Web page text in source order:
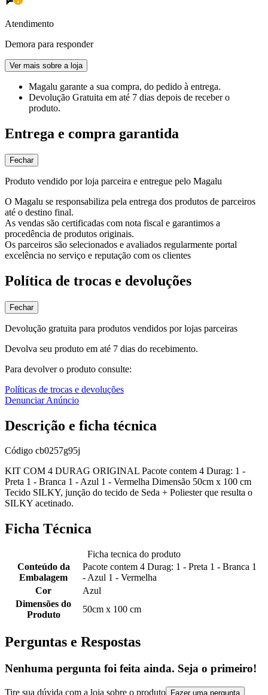
Atendimento
Demora para responder
Ver mais sobre a loja
Magalu garante a sua compra, do pedido à entrega.
Devolução Gratuita em até 7 dias depois de receber o
produto.
Entrega e compra garantida
Fechar
Produto vendido por loja parceira e entregue pelo Magalu
O Magalu se responsabiliza pela entrega dos produtos de parceiros
até o destino final.
As vendas são certificadas com nota fiscal e garantimos a
procedência de produtos originais.
Os parceiros são selecionados e avaliados regularmente portal
excelência no serviço e reputação com os clientes
Política de trocas e devoluções
Fechar
Devolução gratuita para produtos vendidos por lojas parceiras
Devolva seu produto em até 7 dias do recebimento.
Para devolver o produto consulte:
Políticas de trocas e devoluções
Denunciar Anúncio
Descrição e ficha técnica
Código cb0257g95j
KIT COM 4 DURAG ORIGINAL Pacote contem 4 Durag: 1 -
Preta 1 - Branca 1 - Azul 1 - Vermelha Dimensão 50cm x 100 cm
Tecido SILKY, junção do tecido de Seda + Poliester que resulta o
SILKY acetinado.
Ficha Técnica
Ficha tecnica do produto
Conteúdo da
Embalagem
Pacote contem 4 Durag: 1 - Preta 1 - Branca 1
- Azul 1 - Vermelha
Cor
Azul
Dimensões do
Produto
50cm x 100 cm
Perguntas e Respostas
Nenhuma pergunta foi feita ainda. Seja o primeiro!
Tire sua dúvida com a loja sobre o produto Fazer uma pergunta